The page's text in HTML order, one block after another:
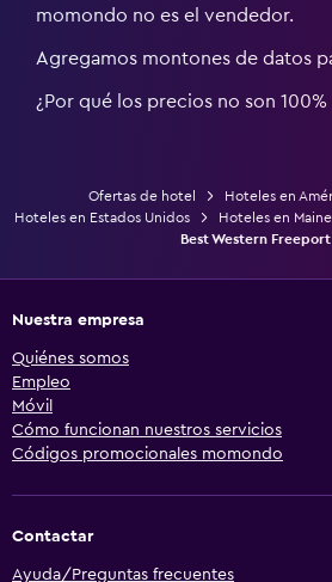
momondo no es el vendedor.
Agregamos montones de datos
¿Por qué los precios no son 100%
Ofertas de hotel
Hoteles en
Hoteles en Estados Unidos
Hoteles en Maine
Best Western
Nuestra empresa
Quiénes somos
Empleo
Móvil
Cómo funcionan nuestros servicios
Códigos promocionales momondo
Contactar
Ayuda/Preguntas frecuentes